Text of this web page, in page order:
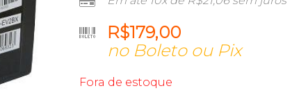
R$179,00
no Boleto ou Pix
Fora de estoque